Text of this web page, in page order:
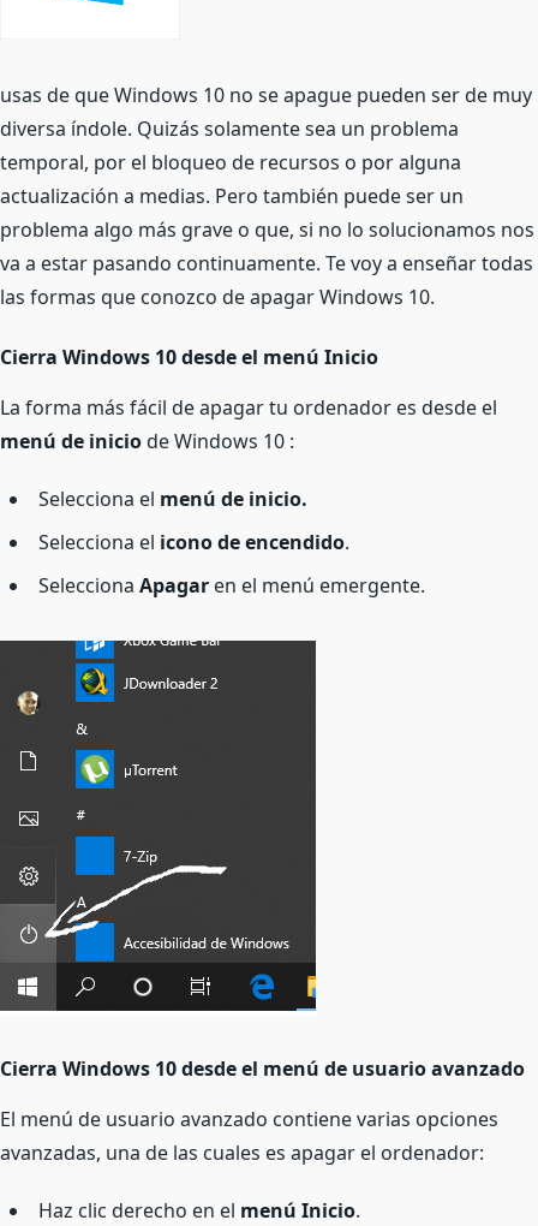
usas de que Windows 10 no se apague pueden ser de muy
diversa índole. Quizás solamente sea un problema
temporal, por el bloqueo de recursos o por alguna
actualización a medias. Pero también puede ser un
problema algo más grave o que, si no lo solucionamos nos
va a estar pasando continuamente. Te voy a enseñar todas
las formas que conozco de apagar Windows 10.
Cierra Windows 10 desde el menú Inicio
La forma más fácil de apagar tu ordenador es desde el
menú de iniciode Windows 10 :
Selecciona el menú de inicio.
Selecciona el icono de encendido.
Selecciona Apagar en el menú emergente.
Cierra Windows 10 desde el menú de usuario avanzado
El menú de usuario avanzado contiene varias opciones
avanzadas, una de las cuales es apagar el ordenador:
Haz clic derecho en el menú Inicio.